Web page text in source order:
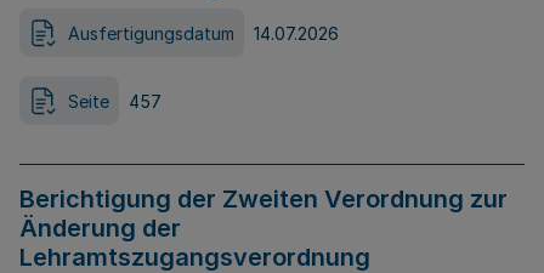
Ausfertigungsdatum 14.07.2026
Seite 457
Berichtigung der Zweiten Verordnung zur
Änderung der
Lehramtszugangsverordnung